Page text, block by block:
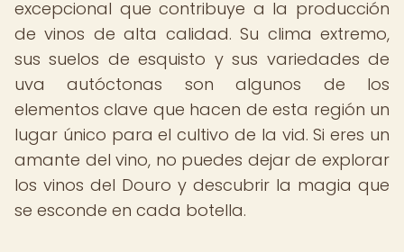
excepcional que contribuye a la producción
de vinos de alta calidad. Su clima extremo,
sus suelos de esquisto y sus variedades de
uva autóctonas son algunos de los
elementos clave que hacen de esta región un
lugar único para el cultivo de la vid. Si eres un
amante del vino, no puedes dejar de explorar
los vinos del Douro y descubrir la magia que
se esconde en cada botella.